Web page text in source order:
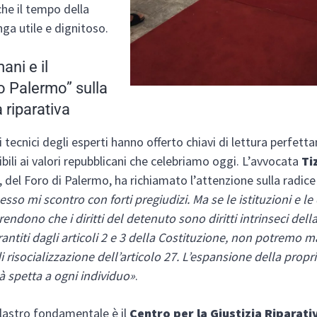
il tempo della
utile e dignitoso.
e il
Palermo” sulla
riparativa
tecnici degli esperti hanno offerto chiavi di lettura
ai valori repubblicani che celebriamo oggi. L’avvocata
, del Foro di Palermo, ha richiamato l’attenzione sulla
mi scontro con forti pregiudizi. Ma se le istituzioni e
che i diritti del detenuto sono diritti intrinseci
dagli articoli 2 e 3 della Costituzione, non potremo
risocializzazione dell’articolo 27. L’espansione della
spetta a ogni individuo».
fondamentale è il Centro per la Giustizia